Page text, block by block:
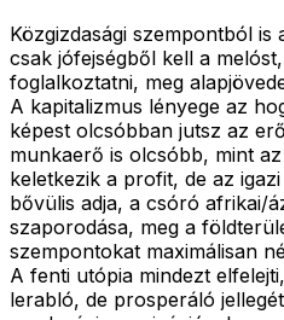
Közgizdasági szempontból
csak jófejségből kell a
foglalkoztatni, meg
A kapitalizmus lényege az
képest olcsóbban jutsz az
munkaerő is olcsóbb, mint
keletkezik a profit, de az
bővülis adja, a csóró afrikai/
szaporodása, meg a
szempontokat maximálisan
A fenti utópia mindezt
lerabló, de prosperáló